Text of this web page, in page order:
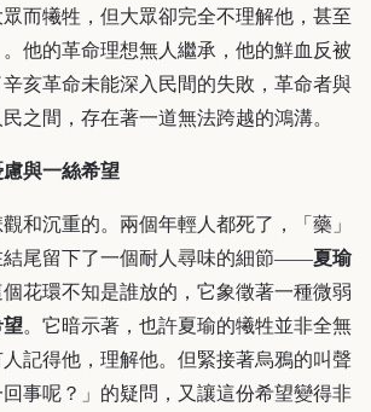
而犧牲，但大眾卻完全不理解他，甚至
他的革命理想無人繼承，他的鮮血反被
亥革命未能深入民間的失敗，革命者與
之間，存在著一道無法跨越的鴻溝。
與一絲希望
和沉重的。兩個年輕人都死了，「藥」
結尾留下了一個耐人尋味的細節——夏瑜
個花環不知是誰放的，它象徵著一種微弱
望。它暗示著，也許夏瑜的犧牲並非全無
記得他，理解他。但緊接著烏鴉的叫聲
事呢？」的疑問，又讓這份希望變得非